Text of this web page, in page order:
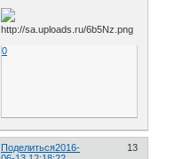
0
Поделиться 13
2016-